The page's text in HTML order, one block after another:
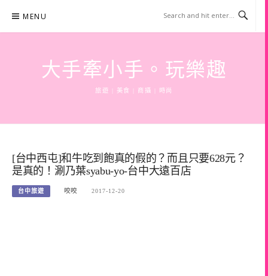
content
MENU
大手牽小手。玩樂趣
旅遊 | 美食 | 商攝 | 時尚
[台中西屯]和牛吃到飽真的假的？而且只要628元？
是真的！涮乃葉syabu-yo-台中大遠百店
台中旅遊 咬咬 2017-12-20